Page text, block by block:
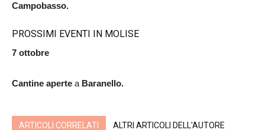
Campobasso.
PROSSIMI EVENTI IN MOLISE
7 ottobre
Cantine aperte a Baranello.
ARTICOLI CORRELATI ALTRI ARTICOLI DELL'AUTORE